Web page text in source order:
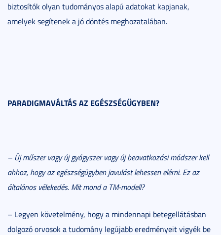
biztosítók olyan tudományos alapú adatokat kapjanak,
amelyek segítenek a jó döntés meghozatalában.
PARADIGMAVÁLTÁS AZ EGÉSZSÉGÜGYBEN?
– Új műszer vagy új gyógyszer vagy új beavatkozási módszer kell
ahhoz, hogy az egészségügyben javulást lehessen elérni. Ez az
általános vélekedés. Mit mond a TM-modell?
– Legyen követelmény, hogy a mindennapi betegellátásban
dolgozó orvosok a tudomány legújabb eredményeit vigyék be